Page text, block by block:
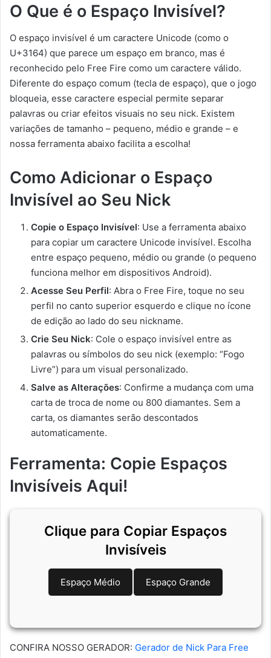
O Que é o Espaço Invisível?
O espaço invisível é um caractere Unicode (como o
U+3164) que parece um espaço em branco, mas é
reconhecido pelo Free Fire como um caractere válido.
Diferente do espaço comum (tecla de espaço), que o jogo
bloqueia, esse caractere especial permite separar
palavras ou criar efeitos visuais no seu nick. Existem
variações de tamanho – pequeno, médio e grande – e
nossa ferramenta abaixo facilita a escolha!
Como Adicionar o Espaço
Invisível ao Seu Nick
Copie o Espaço Invisível: Use a ferramenta abaixo
para copiar um caractere Unicode invisível. Escolha
entre espaço pequeno, médio ou grande (o pequeno
funciona melhor em dispositivos Android).
Acesse Seu Perfil: Abra o Free Fire, toque no seu
perfil no canto superior esquerdo e clique no ícone
de edição ao lado do seu nickname.
Crie Seu Nick: Cole o espaço invisível entre as
palavras ou símbolos do seu nick (exemplo: “Fogoㅤ
Livre”) para um visual personalizado.
Salve as Alterações: Confirme a mudança com uma
carta de troca de nome ou 800 diamantes. Sem a
carta, os diamantes serão descontados
automaticamente.
Ferramenta: Copie Espaços
Invisíveis Aqui!
Clique para Copiar Espaços
Invisíveis
Espaço Médio Espaço Grande
CONFIRA NOSSO GERADOR: Gerador de Nick Para Free